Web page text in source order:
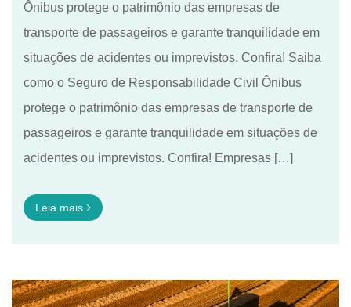
Ônibus protege o patrimônio das empresas de
transporte de passageiros e garante tranquilidade em
situações de acidentes ou imprevistos. Confira! Saiba
como o Seguro de Responsabilidade Civil Ônibus
protege o patrimônio das empresas de transporte de
passageiros e garante tranquilidade em situações de
acidentes ou imprevistos. Confira! Empresas […]
Leia mais